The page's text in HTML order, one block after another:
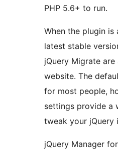
PHP 5.6+ to run.
When the plugin
latest stable
jQuery Migrate
website. The
for most people,
settings provide a
tweak your jQuery
jQuery Manager